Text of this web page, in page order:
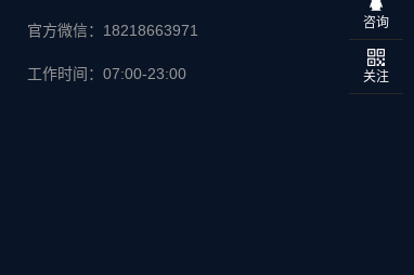
官方微信：18218663971
工作时间：07:00-23:00
咨询
关注